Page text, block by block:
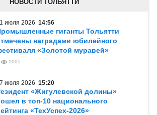
НОВОСТИ ТОЛЬЯТТИ
июля 2026 14:56
гиганты Тольятти
наградами юбилейного
«Золотой муравей»
1005
июля 2026 15:20
«Жигулевской долины»
в топ-10 национального
«ТехУспех-2026»